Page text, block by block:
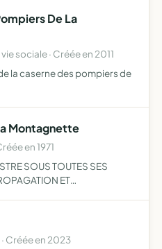
De La
sociale · Créée en 2011
la caserne des pompiers de
Montagnette
en 1971
SOUS TOUTES SES
ET
Créée en 2023